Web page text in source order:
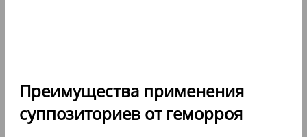
Преимущества применения
суппозиториев от геморроя